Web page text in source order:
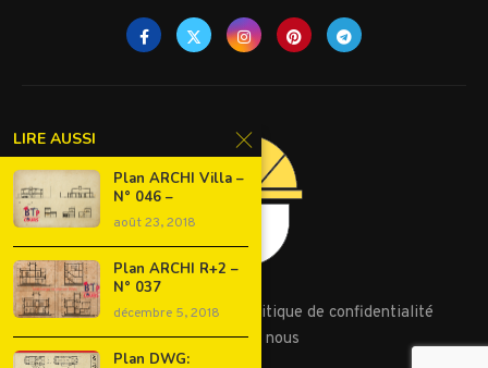
Conditions d’utilisation
Politique de confidentialité
Contactez nous
LIRE AUSSI
Plan ARCHI Villa –
N° 046 –
août 23, 2018
Plan ARCHI R+2 –
N° 037
décembre 5, 2018
Plan DWG: